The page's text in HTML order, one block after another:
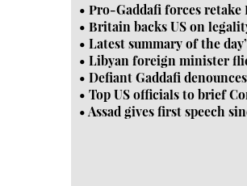
• Pro-Gaddafi forces retake
• Britain backs US on
• Latest summary of the
• Libyan foreign minister
• Defiant Gaddafi
• Top US officials to brief
• Assad gives first speech